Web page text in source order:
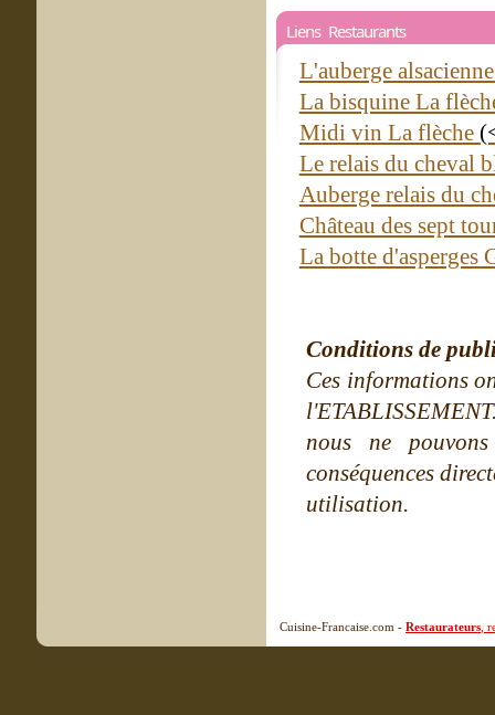
Liens Restaurants
L'auberge
La bisquine La
Midi vin La flèche
Le relais du cheval
Auberge relais du
Château des sept
La botte d'asperges
Conditions de
Ces informations
nous ne
conséquences
utilisation.
Cuisine-Francaise.com - Restaurateurs ,